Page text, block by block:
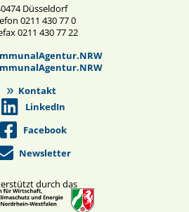
Düsseldorf
0211 430 77 0
0211 430 77 22
Kontakt
LinkedIn
Facebook
Newsletter
durch das